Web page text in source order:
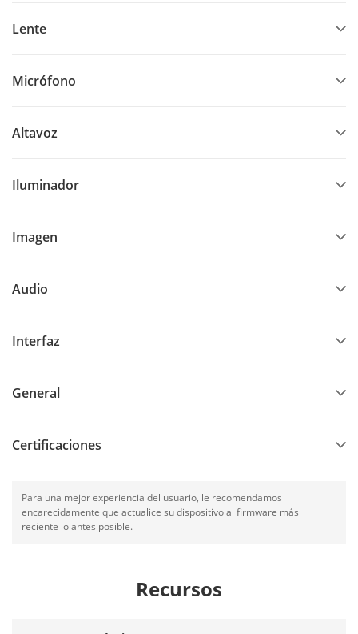
Lente
Micrófono
Altavoz
Iluminador
Imagen
Audio
Interfaz
General
Certificaciones
Para una mejor experiencia del usuario, le recomendamos
encarecidamente que actualice su dispositivo al firmware más
reciente lo antes posible.
Recursos